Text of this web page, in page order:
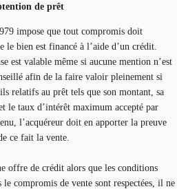
de prêt
impose que tout compromis doit
le bien est financé à l’aide d’un crédit.
est valable même si aucune mention n’est
afin de la faire valoir pleinement si
relatifs au prêt tels que son montant, sa
le taux d’intérêt maximum accepté par
l’acquéreur doit en apporter la preuve
ce fait la vente.
offre de crédit alors que les conditions
compromis de vente sont respectées, il ne